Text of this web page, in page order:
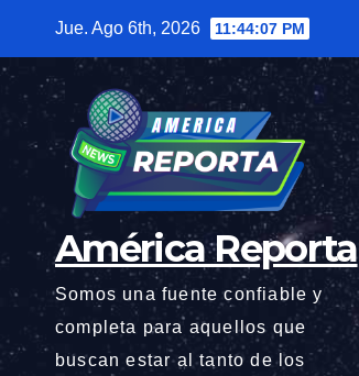
contenido
Jue. Ago 6th, 2026 11:44:08 PM
América Reporta
Somos una fuente confiable y
completa para aquellos que
buscan estar al tanto de los